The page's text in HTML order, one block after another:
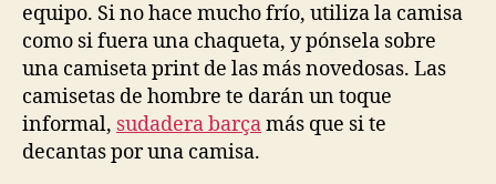
equipo. Si no hace mucho frío, utiliza la camisa
como si fuera una chaqueta, y pónsela sobre
una camiseta print de las más novedosas. Las
camisetas de hombre te darán un toque
informal, sudadera barçamás que si te
decantas por una camisa.